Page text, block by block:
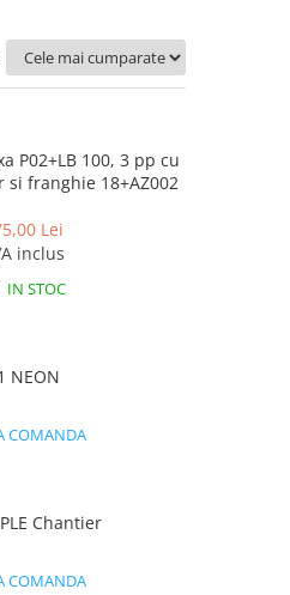
P02+LB 100, 3 pp cu
franghie 18+AZ002
Lei
inclus
IN STOC
NEON
COMANDA
Chantier
COMANDA